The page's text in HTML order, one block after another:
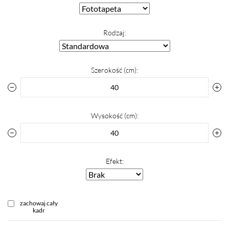
Rodzaj:
Szerokość (cm):
Wysokość (cm):
Efekt:
zachowaj cały
kadr